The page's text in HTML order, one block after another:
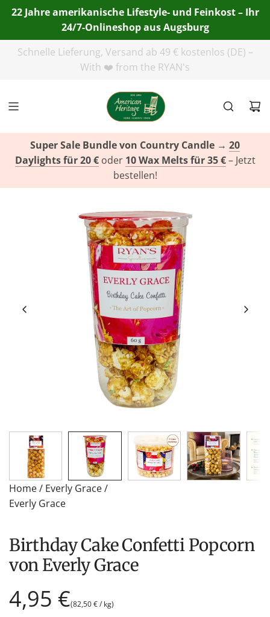
22 Jahre amerikanische Lifestyle- und Feinkost – Ihr
24/7-Onlineshop aus Augsburg
Telefon:+49(0)821 455 254 00 | E-Mail:info@american-
heritage.de| WhatsApp:+49(0)151 116 719 10
Super Sale Bundle von Country Candle → 20
Daylights für 20 €oder 10 Wax Melts für 35 €– Jetzt
bestellen!
Home/ Everly Grace/
Everly Grace
Birthday Cake Confetti Popcorn
von Everly Grace
Regulärer
4,95 €(82,50 €/ kg)